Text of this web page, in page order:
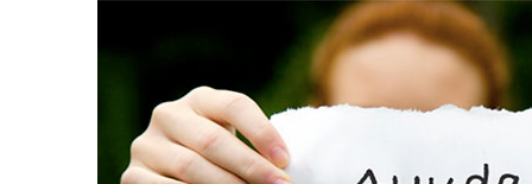
MADRID SE RINDE AL CABALLERO DE LA SALSA
FELIPE PELÁEZ, EL PRÍNCIPE DEL VALLENATO EN
31 ENERO, 2023 | FOTOS X GALA DE PREMIOS EL COTILLEO 2023
30 ENERO, 2023 | ALFOMBRA ROJA
29 ENERO, 2023 | FRANCY “LA REINA DE LA CANTINA” INVITADA